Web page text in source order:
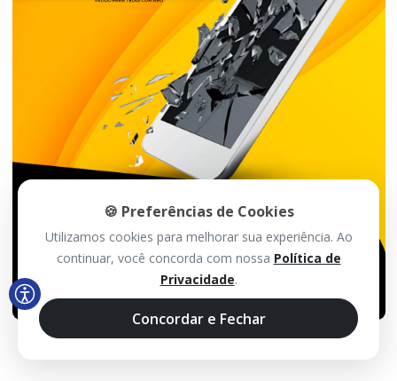
🍪 Preferências de Cookies
Utilizamos cookies para melhorar sua experiência. Ao
continuar, você concorda com nossa Política de
Privacidade.
Concordar e Fechar